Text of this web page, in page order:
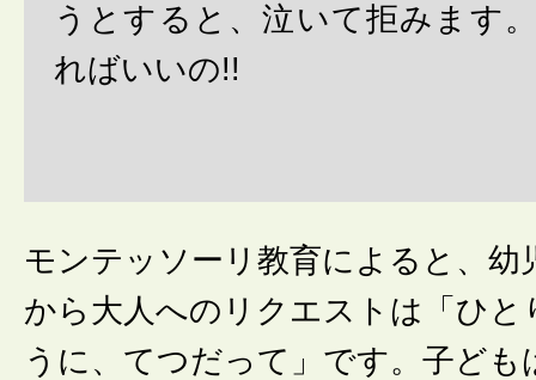
うとすると、泣いて拒みます
ればいいの!!
モンテッソーリ教育によると、幼
から大人へのリクエストは「ひと
うに、てつだって」です。子ども